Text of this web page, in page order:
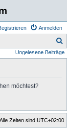
Anmelden
u
Ungelesene Beiträge
möchtest?
Alle Zeiten sind UTC+02:00